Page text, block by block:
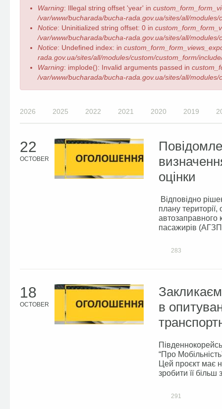
Error
message
Warning: Illegal string offset 'year' in
/var/www/bucharada/bucha-rada.gov.ua/sites/all/
Notice: Uninitialized string offset: 0 in
/var/www/bucharada/bucha-rada.gov.ua/sites/all/
Notice: Undefined index: in
rada.gov.ua/sites/all/modules/custom/custom_form/
Warning: implode(): Invalid arguments passed in
/var/www/bucharada/bucha-rada.gov.ua/sites/all/
2026 2025 2022 2021 2020 2019
22
OCTOBER
оцінки
Відповідно
плану
автозаправного
пасажирів
283
18
OCTOBER
в
“Про
Цей проєкт має
зробити її
291